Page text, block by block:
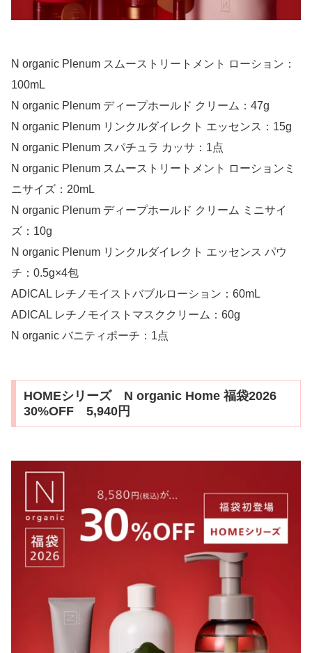
N organic Plenum スムーストリートメント ローション：
100mL
N organic Plenum ディープホールド クリーム：47g
N organic Plenum リンクルダイレクト エッセンス：15g
N organic Plenum スパチュラ カッサ：1点
N organic Plenum スムーストリートメント ローションミ
ニサイズ：20mL
N organic Plenum ディープホールド クリーム ミニサイ
ズ：10g
N organic Plenum リンクルダイレクト エッセンス パウ
チ：0.5g×4包
ADICAL レチノモイストバブルローション：60mL
ADICAL レチノモイストマスククリーム：60g
N organic バニティポーチ：1点
HOMEシリーズ N organic Home 福袋2026
30%OFF 5,940円